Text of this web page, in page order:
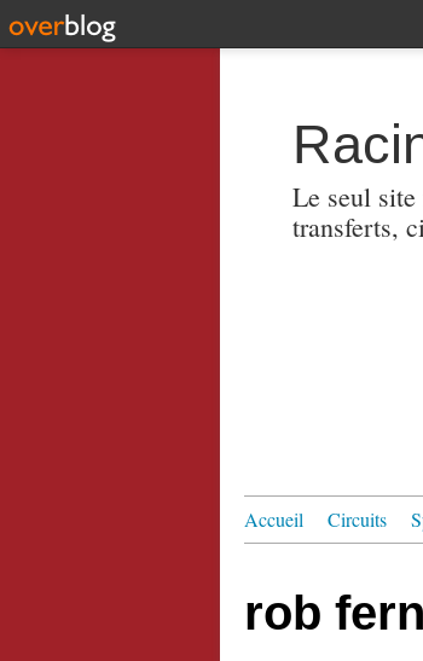
Le seul site
transferts,
Accueil Circuits
rob